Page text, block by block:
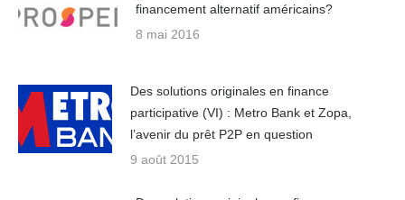
financement alternatif américains?
8 mai 2016
Des solutions originales en finance
participative (VI) : Metro Bank et Zopa,
l’avenir du prêt P2P en question
9 août 2015